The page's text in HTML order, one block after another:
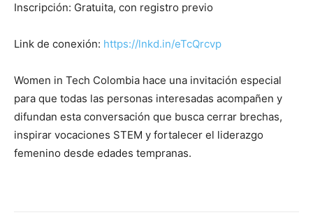
Inscripción: Gratuita, con registro previo
Link de conexión: https://lnkd.in/eTcQrcvp
Women in Tech Colombia hace una invitación especial
para que todas las personas interesadas acompañen y
difundan esta conversación que busca cerrar brechas,
inspirar vocaciones STEM y fortalecer el liderazgo
femenino desde edades tempranas.